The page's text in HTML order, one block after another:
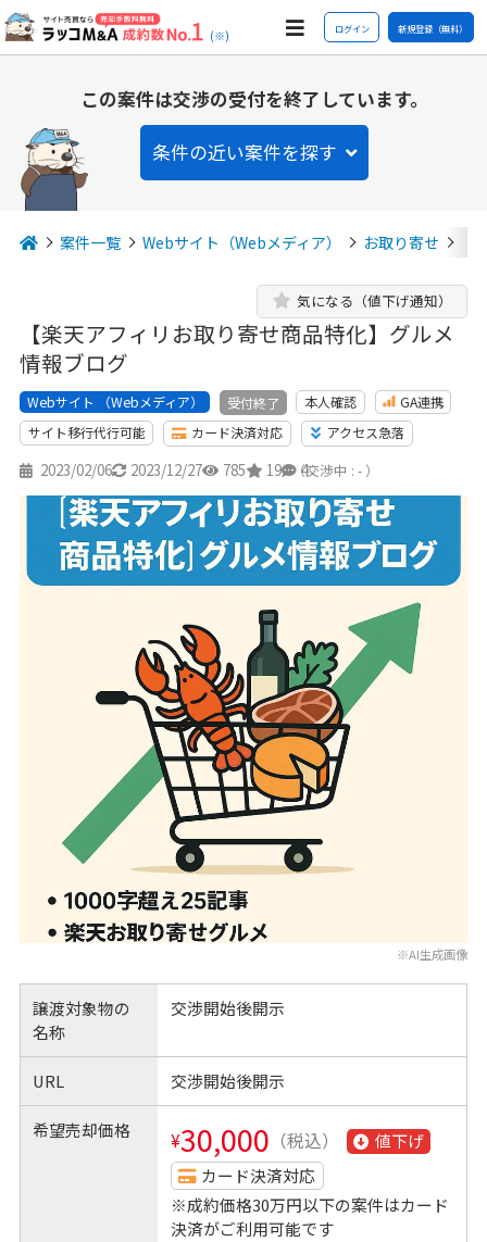
(※) ログイン 新規登録（無料）
この案件は交渉の受付を終了しています。
条件の近い案件を探す
案件一覧 Webサイト（Webメディア） お取り寄せ
【楽天アフィリお取り寄せ商品特化】グルメ
情報ブログ
気になる（値下げ通知）
Webサイト （Webメディア） 受付終了 本人確認
GA連携
サイト移行代行可能
カード決済対応 アクセス急落
2023/02/06 2023/12/27 785 19 4
（交渉中 : - ）
※AI生成画像
譲渡対象物の
名称
交渉開始後開示
URL 交渉開始後開示
希望売却価格 ¥30,000 （税込）
値下げ
カード決済対応
※成約価格30万円以下の案件はカード
決済がご利用可能です